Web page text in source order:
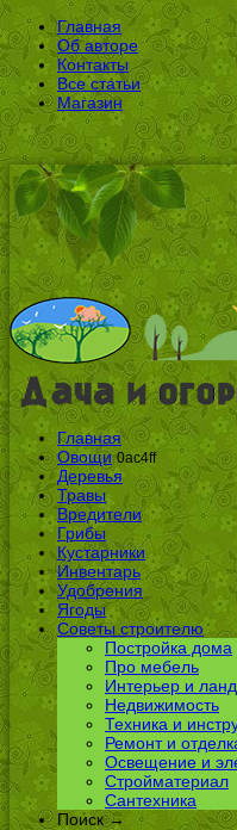
Главная
Об авторе
Контакты
Все статьи
Магазин
Главная
Овощи 0ac4ff
Деревья
Травы
Вредители
Грибы
Кустарники
Инвентарь
Удобрения
Ягоды
Советы строителю
Постройка дома
Про мебель
Интерьер и
Недвижимость
Техника и
Ремонт и
Освещение и
Стройматериал
Сантехника
Поиск →